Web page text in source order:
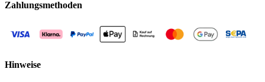
Zahlungsmethoden
Hinweise